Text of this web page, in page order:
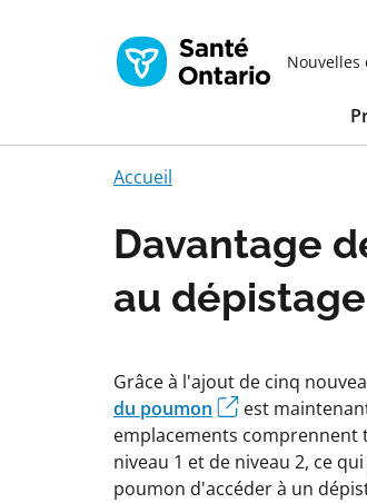
Nouvelles
Accueil
Davantage
au
Grâce à l'ajout de cinq
du poumon
est
emplacements comprennent
niveau 1 et de niveau 2, ce
poumon d'accéder à un